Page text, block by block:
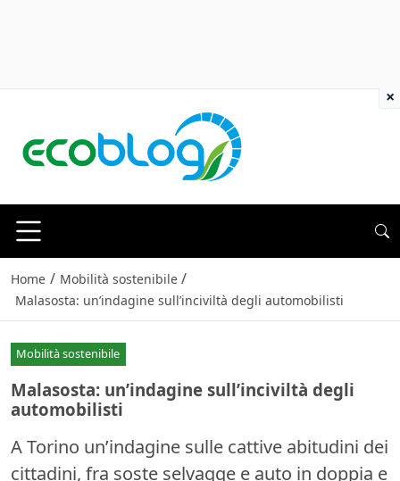
Home / Mobilità sostenibile /
Malasosta: un’indagine sull’inciviltà degli automobilisti
Mobilità sostenibile
Malasosta: un’indagine sull’inciviltà degli
automobilisti
A Torino un’indagine sulle cattive abitudini dei
cittadini, fra soste selvagge e auto in doppia e
×